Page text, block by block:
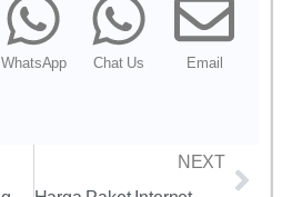
WhatsApp Chat Us Email
NEXT